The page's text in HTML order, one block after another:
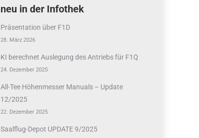
neu in der Infothek
Präsentation über F1D
28. März 2026
KI berechnet Auslegung des Antriebs für F1Q
24. Dezember 2025
All-Tee Höhenmesser Manuals – Update
12/2025
22. Dezember 2025
Saalflug-Depot UPDATE 9/2025